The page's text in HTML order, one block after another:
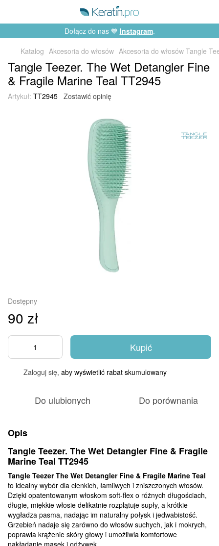
Dołącz do nas 💙 Instagram.
Katalog Akcesoria do włosów Akcesoria do włosów Tangle
Tangle Teezer. The Wet Detangler Fine
& Fragile Marine Teal TT2945
Artykuł: TT2945 Zostawić opinię
Dostępny
90 zł
Kupić
Zaloguj się, aby wyświetlić rabat skumulowany
Do ulubionych Do porównania
Opis
Tangle Teezer. The Wet Detangler Fine & Fragile
Marine Teal TT2945
Tangle Teezer The Wet Detangler Fine & Fragile Marine Teal
to idealny wybór dla cienkich, łamliwych i zniszczonych włosów.
Dzięki opatentowanym włoskom soft-flex o różnych długościach,
długie, miękkie włosie delikatnie rozplątuje supły, a krótkie
wygładza pasma, nadając im naturalny połysk i jedwabistość.
Grzebień nadaje się zarówno do włosów suchych, jak i mokrych,
poprawia krążenie skóry głowy i umożliwia komfortowe
nakładanie masek i odżywek.